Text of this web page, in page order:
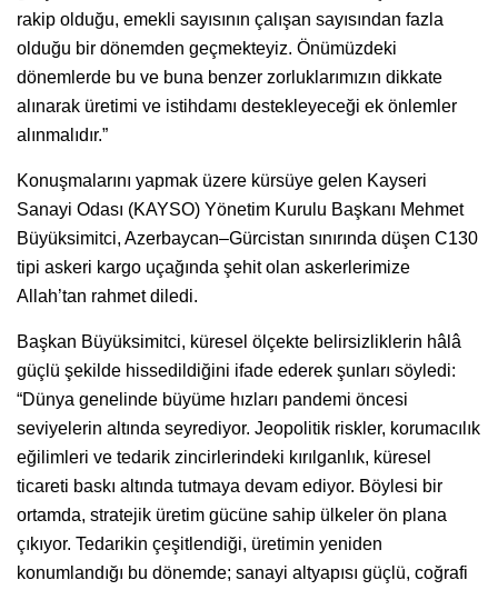
rakip olduğu, emekli sayısının çalışan sayısından fazla
olduğu bir dönemden geçmekteyiz. Önümüzdeki
dönemlerde bu ve buna benzer zorluklarımızın dikkate
alınarak üretimi ve istihdamı destekleyeceği ek önlemler
alınmalıdır.”
Konuşmalarını yapmak üzere kürsüye gelen Kayseri
Sanayi Odası (KAYSO) Yönetim Kurulu Başkanı Mehmet
Büyüksimitci, Azerbaycan–Gürcistan sınırında düşen C130
tipi askeri kargo uçağında şehit olan askerlerimize
Allah’tan rahmet diledi.
Başkan Büyüksimitci, küresel ölçekte belirsizliklerin hâlâ
güçlü şekilde hissedildiğini ifade ederek şunları söyledi:
“Dünya genelinde büyüme hızları pandemi öncesi
seviyelerin altında seyrediyor. Jeopolitik riskler, korumacılık
eğilimleri ve tedarik zincirlerindeki kırılganlık, küresel
ticareti baskı altında tutmaya devam ediyor. Böylesi bir
ortamda, stratejik üretim gücüne sahip ülkeler ön plana
çıkıyor. Tedarikin çeşitlendiği, üretimin yeniden
konumlandığı bu dönemde; sanayi altyapısı güçlü, coğrafi